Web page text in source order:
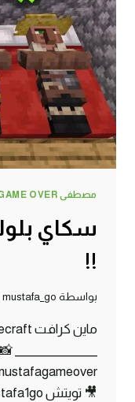
مصطفى GAME OVER
!!
بواسطة mustafa_go
_______________